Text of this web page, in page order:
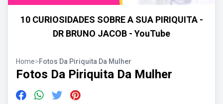
10 CURIOSIDADES SOBRE A SUA PIRIQUITA -
DR BRUNO JACOB - YouTube
Home>Fotos Da Piriquita Da Mulher
Fotos Da Piriquita Da Mulher